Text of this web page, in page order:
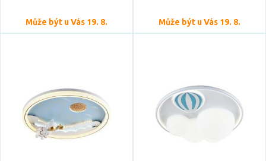
Může být u Vás 19. 8. Může být u Vás 19. 8.